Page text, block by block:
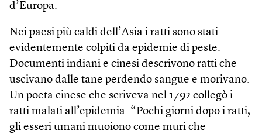
d’Europa.
Nei paesi più caldi dell’Asia i ratti sono stati
evidentemente colpiti da epidemie di peste.
Documenti indiani e cinesi descrivono ratti che
uscivano dalle tane perdendo sangue e morivano.
Un poeta cinese che scriveva nel 1792 collegò i
ratti malati all’epidemia: “Pochi giorni dopo i ratti,
gli esseri umani muoiono come muri che